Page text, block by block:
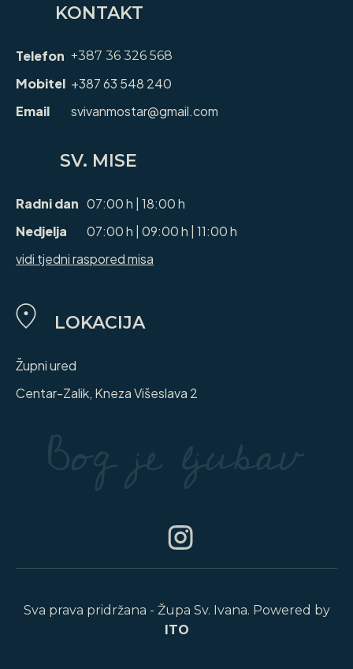
KONTAKT
Telefon +387 36 326 568
Mobitel +387 63 548 240
Email
svivanmostar@gmail.com
SV. MISE
Radni dan 07:00 h | 18:00 h
Nedjelja
07:00 h | 09:00 h | 11:00 h
vidi tjedni raspored misa
LOKACIJA
Župni ured
Centar-Zalik, Kneza Višeslava 2
Sva prava pridržana - Župa Sv. Ivana. Powered by
ITO